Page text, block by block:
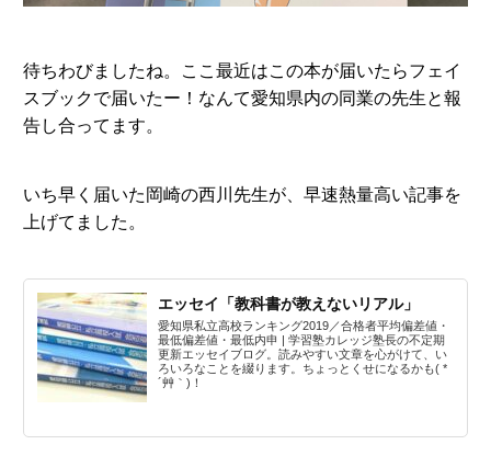
待ちわびましたね。ここ最近はこの本が届いたらフェイ
スブックで届いたー！なんて愛知県内の同業の先生と報
告し合ってます。
いち早く届いた岡崎の西川先生が、早速熱量高い記事を
上げてました。
エッセイ「教科書が教えないリアル」
愛知県私立高校ランキング2019／合格者平均偏差値・
最低偏差値・最低内申 | 学習塾カレッジ塾長の不定期
更新エッセイブログ。読みやすい文章を心がけて、い
ろいろなことを綴ります。ちょっとくせになるかも( *
´艸｀)！